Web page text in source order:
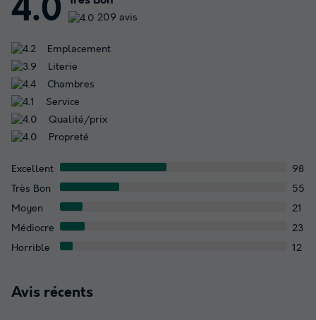
4.0 209 avis
Emplacement
Literie
Chambres
Service
Qualité/prix
Propreté
Excellent
98
Très Bon
55
Moyen
21
Médiocre
23
Horrible
12
Avis récents